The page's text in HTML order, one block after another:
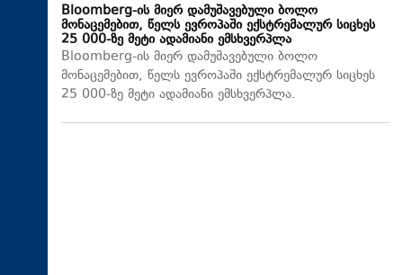
Bloomberg-ის მიერ დამუშავებული ბოლო
მონაცემებით, წელს ევროპაში ექსტრემალურ სიცხეს
25 000-ზე მეტი ადამიანი ემსხვერპლა
Bloomberg-ის მიერ დამუშავებული ბოლო
მონაცემებით, წელს ევროპაში ექსტრემალურ სიცხეს
25 000-ზე მეტი ადამიანი ემსხვერპლა.